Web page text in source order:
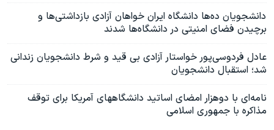
دانشجویان ده‌ها دانشگاه ایران خواهان آزادی بازداشتی‌ها و
برچیدن فضای امنیتی در دانشگاه‌ها شدند
عادل فردوسی‌پور خواستار آزادی بی قید و شرط دانشجویان زندانی
شد؛ استقبال دانشجویان
نامه‌ای با دوهزار امضای اساتید دانشگاههای آمریکا برای توقف
مذاکره با جمهوری اسلامی